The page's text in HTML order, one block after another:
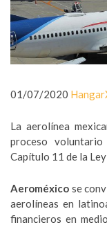
01/07/2020
La aerolínea
proceso
Capítulo 11 de la
Aeroméxico se
aerolíneas en
financieros en